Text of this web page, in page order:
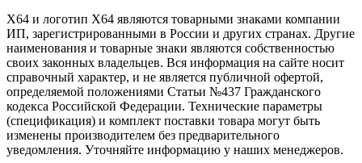
X64 и логотип X64 являются товарными знаками компании
ИП, зарегистрированными в России и других странах. Другие
наименования и товарные знаки являются собственностью
своих законных владельцев. Вся информация на сайте носит
справочный характер, и не является публичной офертой,
определяемой положениями Статьи №437 Гражданского
кодекса Российской Федерации. Технические параметры
(спецификация) и комплект поставки товара могут быть
изменены производителем без предварительного
уведомления. Уточняйте информацию у наших менеджеров.